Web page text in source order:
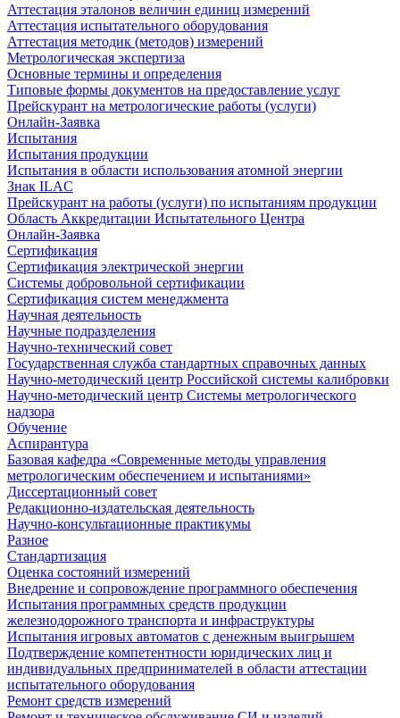
Аттестация эталонов величин единиц измерений
Аттестация испытательного оборудования
Аттестация методик (методов) измерений
Метрологическая экспертиза
Основные термины и определения
Типовые формы документов на предоставление услуг
Прейскурант на метрологические работы (услуги)
Онлайн-Заявка
Испытания
Испытания продукции
Испытания в области использования атомной энергии
Знак ILAC
Прейскурант на работы (услуги) по испытаниям продукции
Область Аккредитации Испытательного Центра
Онлайн-Заявка
Сертификация
Сертификация электрической энергии
Системы добровольной сертификации
Сертификация систем менеджмента
Научная деятельность
Научные подразделения
Научно-технический совет
Государственная служба стандартных справочных данных
Научно-методический центр Российской системы калибровки
Научно-методический центр Системы метрологического
надзора
Обучение
Аспирантура
Базовая кафедра «Современные методы управления
метрологическим обеспечением и испытаниями»
Диссертационный совет
Редакционно-издательская деятельность
Научно-консультационные практикумы
Разное
Стандартизация
Оценка состояний измерений
Внедрение и сопровождение программного обеспечения
Испытания программных средств продукции
железнодорожного транспорта и инфраструктуры
Испытания игровых автоматов с денежным выигрышем
Подтверждение компетентности юридических лиц и
индивидуальных предпринимателей в области аттестации
испытательного оборудования
Ремонт средств измерений